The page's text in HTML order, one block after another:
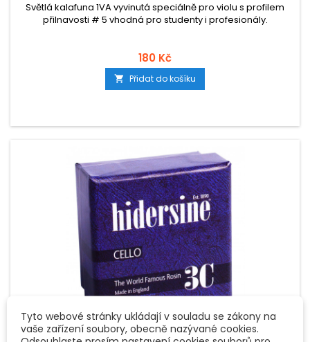
Světlá kalafuna 1VA vyvinutá speciálně pro violu s profilem
přilnavosti # 5 vhodná pro studenty i profesionály.
180 Kč
 Přidat do košíku
ZNAČKA:HIDERSINE
Tyto webové stránky ukládají v souladu se zákony na
vaše zařízení soubory, obecně nazývané cookies.